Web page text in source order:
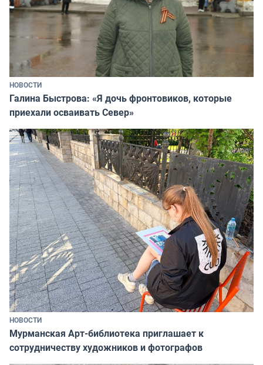
НОВОСТИ
Галина Быстрова: «Я дочь фронтовиков, которые
приехали осваивать Север»
НОВОСТИ
Мурманская Арт-библиотека приглашает к
сотрудничеству художников и фотографов